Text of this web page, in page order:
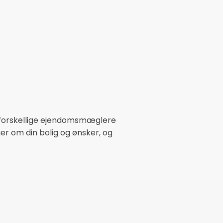
ejendomsmæglere
om din bolig og ønsker, og